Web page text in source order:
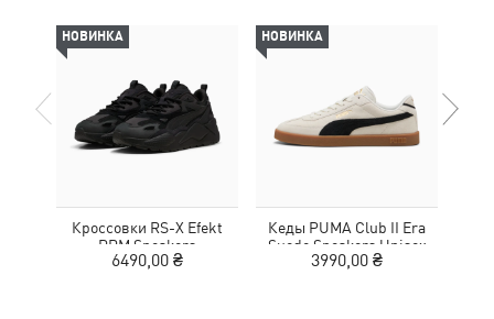
НОВИНКА
Кроссовки RS-X Efekt
PRM Sneakers
6490,00 ₴
НОВИНКА
Кеды PUMA Club II Era
Suede Sneakers Unisex
3990,00 ₴